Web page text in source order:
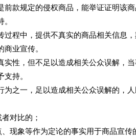
款规定的侵权商品，能举证证明该
程中，提供不真实的商品相关信息
业宣传。
性，但不足以造成相关公众误解，当
持。
之一，足以造成相关公众误解的，人
对比的；
象等作为定论的事实用于商品宣传